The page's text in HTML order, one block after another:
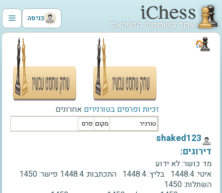
כניסה
זכיות ופרסים בטורנירים אחרונים
טורניר מקום פרס
‫shaked123‬
דירוגים:
מד כושר:לא ידוע
איטי:1448.4 בליץ:1448.4 התכתבות:1448.4 פישר:1450
השתלות:1450